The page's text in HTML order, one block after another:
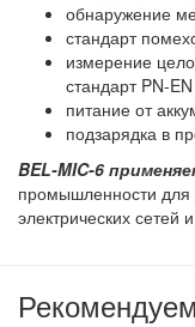
обнаружение
стандарт
измерение
стандарт PN-
питание от
подзарядка в
BEL-MIC-6
промышленности для
электрических сетей